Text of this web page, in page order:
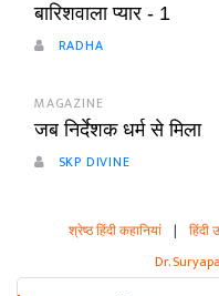
बारिशवाला प्यार - 1
RADHA
MAGAZINE
जब निर्देशक धर्म से मिला
SKP DIVINE
श्रेष्ठ हिंदी कहानियां | हिंदी
Dr.